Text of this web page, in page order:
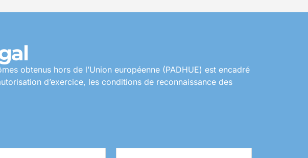
obtenus hors de l’Union européenne (PADHUE) est encadré
d’exercice, les conditions de reconnaissance des